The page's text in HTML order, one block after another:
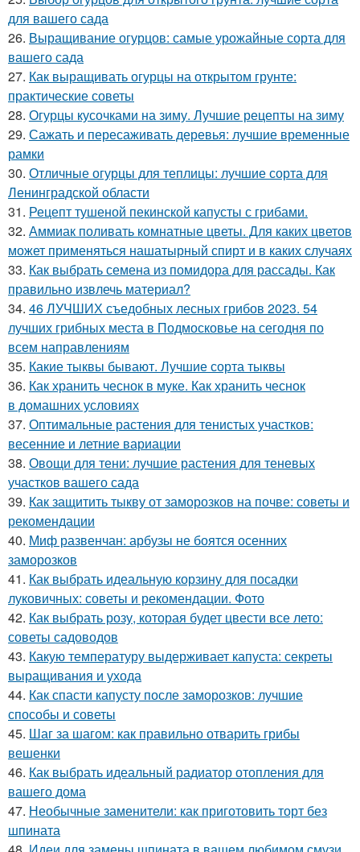
для вашего сада
26. Выращивание огурцов: самые урожайные сорта для
вашего сада
27. Как выращивать огурцы на открытом грунте:
практические советы
28. Огурцы кусочками на зиму. Лучшие рецепты на зиму
29. Сажать и пересаживать деревья: лучшие временные
рамки
30. Отличные огурцы для теплицы: лучшие сорта для
Ленинградской области
31. Рецепт тушеной пекинской капусты с грибами.
32. Аммиак поливать комнатные цветы. Для каких цветов
может применяться нашатырный спирт и в каких случаях
33. Как выбрать семена из помидора для рассады. Как
правильно извлечь материал?
34. 46 ЛУЧШИХ съедобных лесных грибов 2023. 54
лучших грибных места в Подмосковье на сегодня по
всем направлениям
35. Какие тыквы бывают. Лучшие сорта тыквы
36. Как хранить чеснок в муке. Как хранить чеснок
в домашних условиях
37. Оптимальные растения для тенистых участков:
весенние и летние вариации
38. Овощи для тени: лучшие растения для теневых
участков вашего сада
39. Как защитить тыкву от заморозков на почве: советы и
рекомендации
40. Миф развенчан: арбузы не боятся осенних
заморозков
41. Как выбрать идеальную корзину для посадки
луковичных: советы и рекомендации. Фото
42. Как выбрать розу, которая будет цвести все лето:
советы садоводов
43. Какую температуру выдерживает капуста: секреты
выращивания и ухода
44. Как спасти капусту после заморозков: лучшие
способы и советы
45. Шаг за шагом: как правильно отварить грибы
вешенки
46. Как выбрать идеальный радиатор отопления для
вашего дома
47. Необычные заменители: как приготовить торт без
шпината